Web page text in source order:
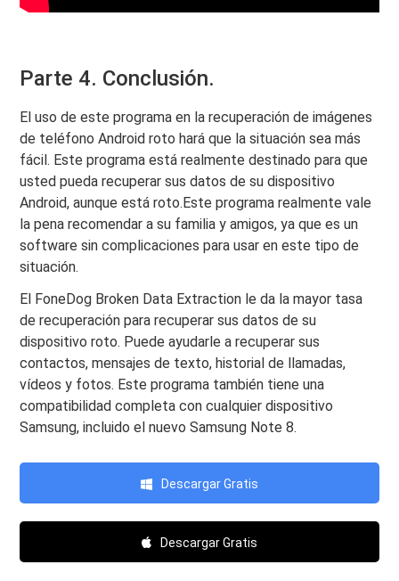
Parte 4. Conclusión.
El uso de este programa en la recuperación de imágenes
de teléfono Android roto hará que la situación sea más
fácil. Este programa está realmente destinado para que
usted pueda recuperar sus datos de su dispositivo
Android, aunque está roto.Este programa realmente vale
la pena recomendar a su familia y amigos, ya que es un
software sin complicaciones para usar en este tipo de
situación.
El FoneDog Broken Data Extraction le da la mayor tasa
de recuperación para recuperar sus datos de su
dispositivo roto. Puede ayudarle a recuperar sus
contactos, mensajes de texto, historial de llamadas,
vídeos y fotos. Este programa también tiene una
compatibilidad completa con cualquier dispositivo
Samsung, incluido el nuevo Samsung Note 8.
Descargar Gratis
Descargar Gratis